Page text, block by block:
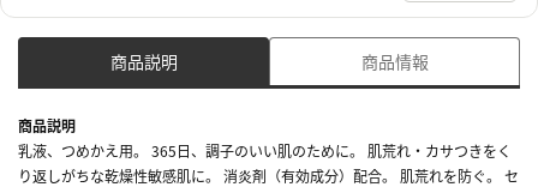
商品説明 商品情報
商品説明
乳液、つめかえ用。 365日、調子のいい肌のために。 肌荒れ・カサつきをく
り返しがちな乾燥性敏感肌に。 消炎剤（有効成分）配合。 肌荒れを防ぐ。 セ